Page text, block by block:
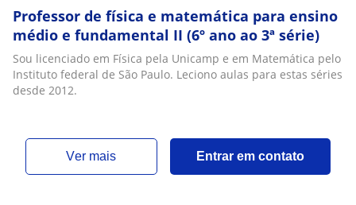
Professor de física e matemática para ensino
médio e fundamental II (6º ano ao 3ª série)
Sou licenciado em Física pela Unicamp e em Matemática pelo
Instituto federal de São Paulo. Leciono aulas para estas séries
desde 2012.
ver mais Entrar em contato